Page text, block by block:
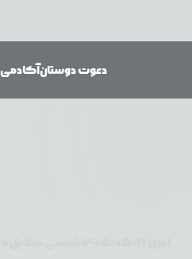
آکادمیدعوت دوستان